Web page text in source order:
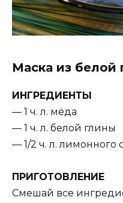
Маска из белой
ИНГРЕДИЕНТЫ
— 1 ч. л. мёда
— 1 ч. л. белой глины
— 1/2 ч. л. лимонного
ПРИГОТОВЛЕНИЕ
Смешай все